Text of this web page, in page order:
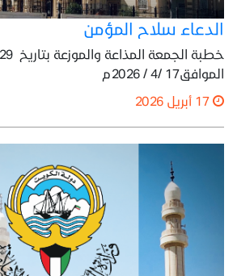
الدعاء سلاح المؤمن
الموافق17 /4 / 2026م